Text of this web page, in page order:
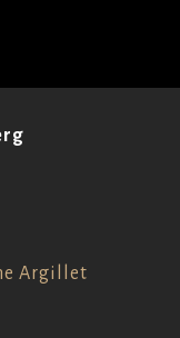
Argillet